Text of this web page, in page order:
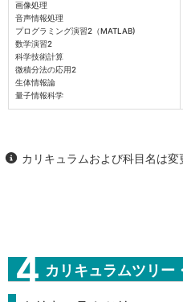
画像処理
音声情報処理
プログラミング演習2（MATLAB)
数学演習2
科学技術計算
微積分法の応用2
生体情報論
量子情報科学
カリキュラムおよび科目名は変
カリキュラムツリー